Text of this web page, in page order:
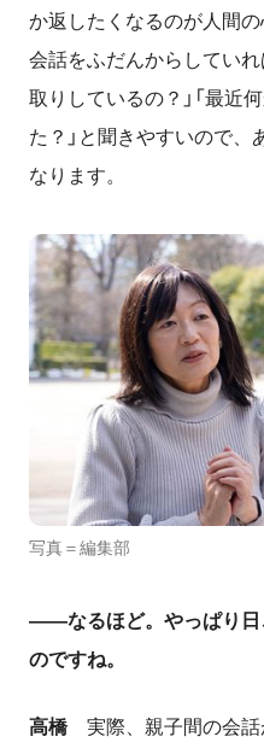
か返したくなるのが人間の
会話をふだんからしていれ
取りしているの？」「最近
た？」と聞きやすいので
なります。
写真＝編集部
――なるほど。やっぱり日
のですね。
高橋実際、親子間の会話